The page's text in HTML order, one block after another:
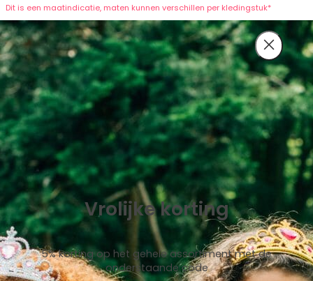
Dit is een maatindicatie, maten kunnen verschillen per kledingstuk*
Vrolijke korting
5% korting op het gehele assortiment met de
onderstaande code